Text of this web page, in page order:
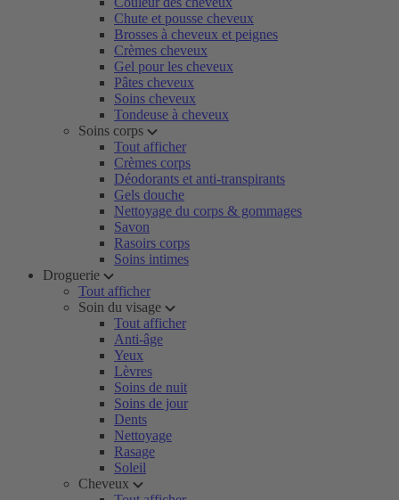
Chute et pousse cheveux
Brosses à cheveux et peignes
Crèmes cheveux
Gel pour les cheveux
Pâtes cheveux
Soins cheveux
Tondeuse à cheveux
Soins corps
Tout afficher
Crèmes corps
Déodorants et anti-transpirants
Gels douche
Nettoyage du corps & gommages
Savon
Rasoirs corps
Soins intimes
Droguerie
Tout afficher
Soin du visage
Tout afficher
Anti-âge
Yeux
Lèvres
Soins de nuit
Soins de jour
Dents
Nettoyage
Rasage
Soleil
Cheveux